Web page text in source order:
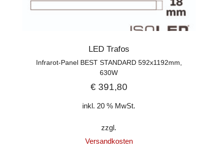
LED Trafos
Infrarot-Panel BEST STANDARD 592x1192mm,
630W
€391,80
inkl. 20 % MwSt.
zzgl.
Versandkosten